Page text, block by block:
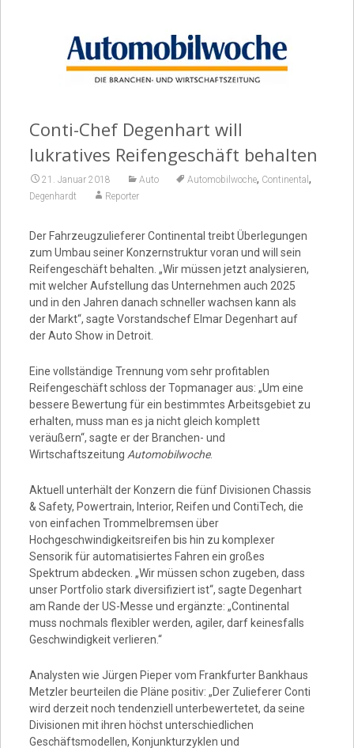
Conti-Chef Degenhart will
lukratives Reifengeschäft behalten
21. Januar 2018 Auto Automobilwoche, Continental ,
Degenhardt Reporter
Der Fahrzeugzulieferer Continental treibt Überlegungen
zum Umbau seiner Konzernstruktur voran und will sein
Reifengeschäft behalten. „Wir müssen jetzt analysieren,
mit welcher Aufstellung das Unternehmen auch 2025
und in den Jahren danach schneller wachsen kann als
der Markt“, sagte Vorstandschef Elmar Degenhart auf
der Auto Show in Detroit.
Eine vollständige Trennung vom sehr profitablen
Reifengeschäft schloss der Topmanager aus: „Um eine
bessere Bewertung für ein bestimmtes Arbeitsgebiet zu
erhalten, muss man es ja nicht gleich komplett
veräußern“, sagte er der Branchen- und
Wirtschaftszeitung Automobilwoche.
Aktuell unterhält der Konzern die fünf Divisionen Chassis
& Safety, Powertrain, Interior, Reifen und ContiTech, die
von einfachen Trommelbremsen über
Hochgeschwindigkeitsreifen bis hin zu komplexer
Sensorik für automatisiertes Fahren ein großes
Spektrum abdecken. „Wir müssen schon zugeben, dass
unser Portfolio stark diversifiziert ist“, sagte Degenhart
am Rande der US-Messe und ergänzte: „Continental
muss nochmals flexibler werden, agiler, darf keinesfalls
Geschwindigkeit verlieren.“
Analysten wie Jürgen Pieper vom Frankfurter Bankhaus
Metzler beurteilen die Pläne positiv: „Der Zulieferer Conti
wird derzeit noch tendenziell unterbewertetet, da seine
Divisionen mit ihren höchst unterschiedlichen
Geschäftsmodellen, Konjunkturzyklen und